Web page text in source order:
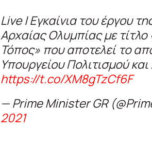
Live | Εγκαίνια του έργου
Αρχαίας Ολυμπίας με
Τόπος» που αποτελεί το
Υπουργείου Πολιτισμού
https://t.co/XM8gTzCf6F
— Prime Minister GR
2021